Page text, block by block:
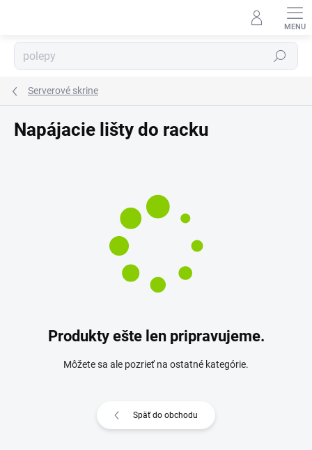
Hľadať
Serverové skrine
Napájacie lišty do racku
Produkty ešte len pripravujeme.
Môžete sa ale pozrieť na ostatné kategórie.
Späť do obchodu
⬇